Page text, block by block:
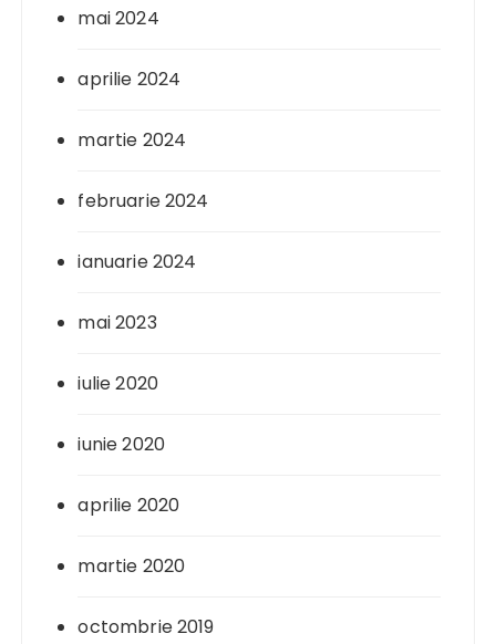
mai 2024
aprilie 2024
martie 2024
februarie 2024
ianuarie 2024
mai 2023
iulie 2020
iunie 2020
aprilie 2020
martie 2020
octombrie 2019